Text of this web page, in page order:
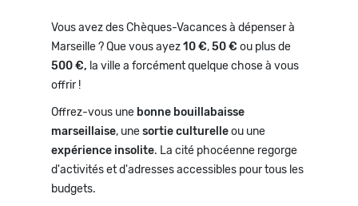
Vous avez des Chèques-Vacances à dépenser à
Marseille ? Que vous ayez10 €,50 € ou plus de
500 €, la ville a forcément quelque chose à vous
offrir !
Offrez-vous une bonne bouillabaisse
marseillaise, unesortie culturelleou une
expérience insolite. La cité phocéenne regorge
d'activités et d'adresses accessibles pour tous les
budgets.